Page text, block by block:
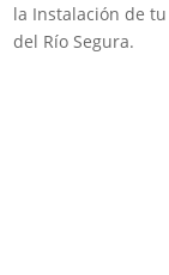
la Instalación de
del Río Segura.